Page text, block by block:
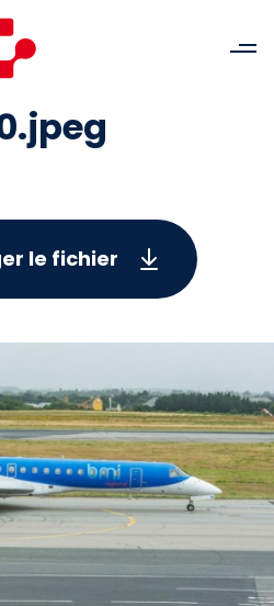
le fichier